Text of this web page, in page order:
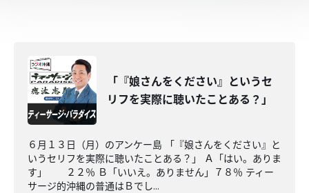
「『娘さんをください』というセ
リフを実際に聴いたことある？」
６月１３日（月）のアンケー島 「『娘さんをください』と
いうセリフを実際に聴いたことある？」 Ａ「はい。ありま
す」 ２２％ Ｂ「いいえ。ありません」７８％ ティー
サージ的沖縄の普通はＢでし...